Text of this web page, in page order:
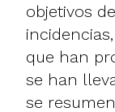
objetivos
que han
se han
se